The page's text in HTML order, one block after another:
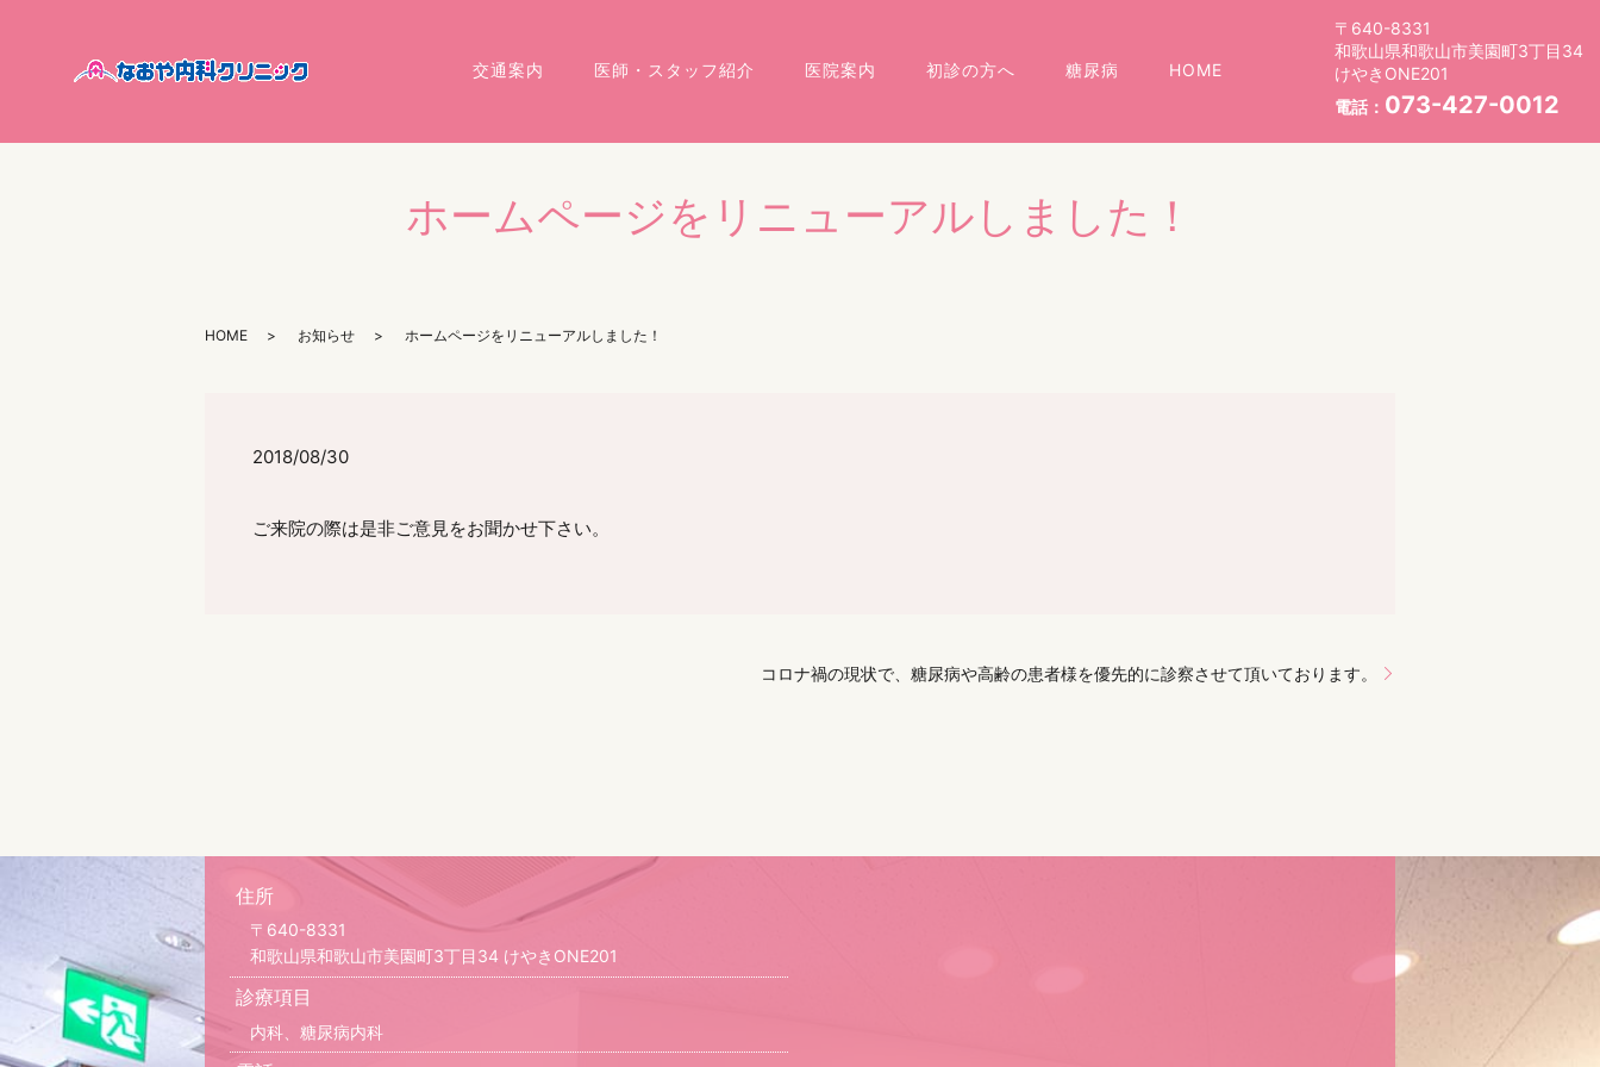
交通案内 医師・スタッフ紹介 医院案内 初診の方へ 糖尿病 HOME
〒640-8331
和歌山県和歌山市美園町3丁目34
けやきONE201
電話： 073-427-0012
ホームページをリニューアルしました！
HOME お知らせ ホームページをリニューアルしました！
2018/08/30
ご来院の際は是非ご意見をお聞かせ下さい。
コロナ禍の現状で、糖尿病や高齢の患者様を優先的に診察させて頂いております。
住所
〒640-8331
和歌山県和歌山市美園町3丁目34 けやきONE201
診療項目
内科、糖尿病内科